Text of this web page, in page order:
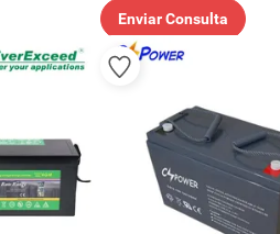
Enviar Consulta